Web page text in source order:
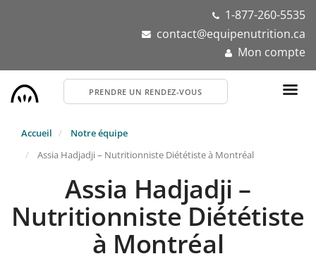
1-877-260-5535
contact@equipenutrition.ca
Mon compte
PRENDRE UN RENDEZ-VOUS
Accueil
Notre équipe
Assia Hadjadji – Nutritionniste Diététiste à Montréal
Assia Hadjadji –
Nutritionniste Diététiste
à Montréal